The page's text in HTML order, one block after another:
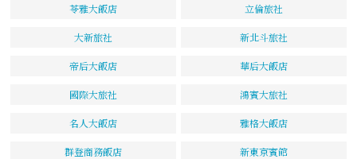
苓雅大飯店 立倫旅社
大新旅社 新北斗旅社
帝后大飯店 華后大飯店
國際大旅社 鴻賓大旅社
名人大飯店 雅格大飯店
群登商務飯店 新東京賓館